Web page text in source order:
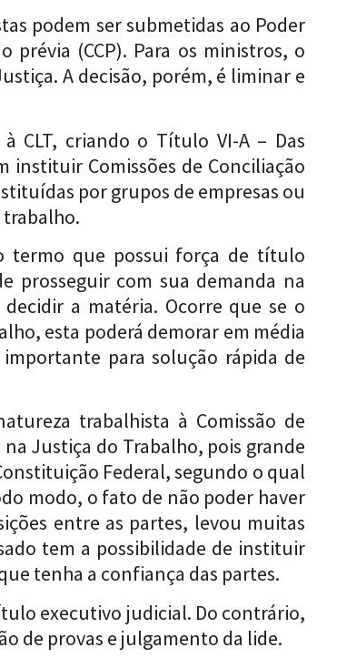
podem ser submetidas ao Poder
(CCP). Para os ministros, o
A decisão, porém, é liminar e
CLT, criando o Título VI-A – Das
instituir Comissões de Conciliação
por grupos de empresas ou
termo que possui força de título
prosseguir com sua demanda na
a matéria. Ocorre que se o
esta poderá demorar em média
para solução rápida de
trabalhista à Comissão de
Justiça do Trabalho, pois grande
Federal, segundo o qual
modo, o fato de não poder haver
entre as partes, levou muitas
tem a possibilidade de instituir
tenha a confiança das partes.
executivo judicial. Do contrário,
de provas e julgamento da lide.